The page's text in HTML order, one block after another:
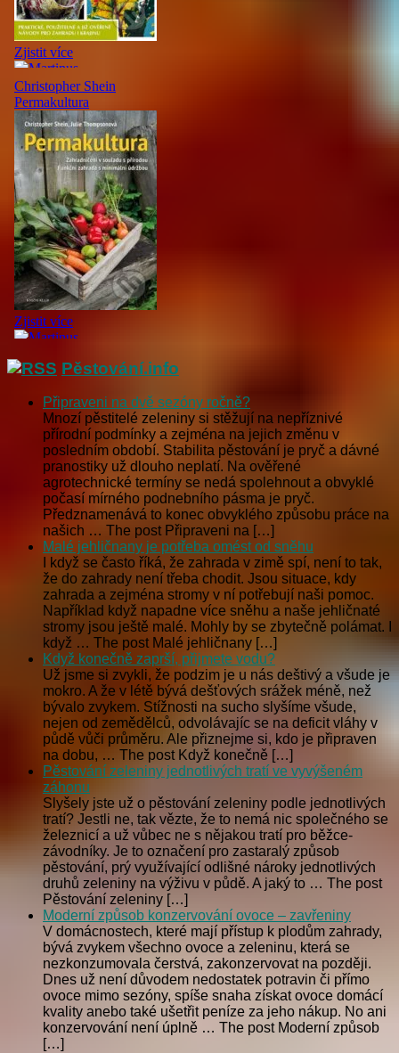
Pěstování.info
Připraveni na dvě sezóny ročně?
Mnozí pěstitelé zeleniny si stěžují na nepříznivé
přírodní podmínky a zejména na jejich změnu v
posledním období. Stabilita pěstování je pryč a dávné
pranostiky už dlouho neplatí. Na ověřené
agrotechnické termíny se nedá spolehnout a obvyklé
počasí mírného podnebního pásma je pryč.
Předznamenává to konec obvyklého způsobu práce na
našich … The post Připraveni na […]
Malé jehličnany je potřeba omést od sněhu
I když se často říká, že zahrada v zimě spí, není to tak,
že do zahrady není třeba chodit. Jsou situace, kdy
zahrada a zejména stromy v ní potřebují naši pomoc.
Například když napadne více sněhu a naše jehličnaté
stromy jsou ještě malé. Mohly by se zbytečně polámat. I
když … The post Malé jehličnany […]
Když konečně zaprší, přijmete vodu?
Už jsme si zvykli, že podzim je u nás deštivý a všude je
mokro. A že v létě bývá dešťových srážek méně, než
bývalo zvykem. Stížnosti na sucho slyšíme všude,
nejen od zemědělců, odvolávajíc se na deficit vláhy v
půdě vůči průměru. Ale přiznejme si, kdo je připraven
na dobu, … The post Když konečně […]
Pěstování zeleniny jednotlivých tratí ve vyvýšeném
záhonu
Slyšely jste už o pěstování zeleniny podle jednotlivých
tratí? Jestli ne, tak vězte, že to nemá nic společného se
železnicí a už vůbec ne s nějakou tratí pro běžce-
závodníky. Je to označení pro zastaralý způsob
pěstování, prý využívající odlišné nároky jednotlivých
druhů zeleniny na výživu v půdě. A jaký to … The post
Pěstování zeleniny […]
Moderní způsob konzervování ovoce – zavřeniny
V domácnostech, které mají přístup k plodům zahrady,
bývá zvykem všechno ovoce a zeleninu, která se
nezkonzumovala čerstvá, zakonzervovat na později.
Dnes už není důvodem nedostatek potravin či přímo
ovoce mimo sezóny, spíše snaha získat ovoce domácí
kvality anebo také ušetřit peníze za jeho nákup. No ani
konzervování není úplně … The post Moderní způsob
[…]